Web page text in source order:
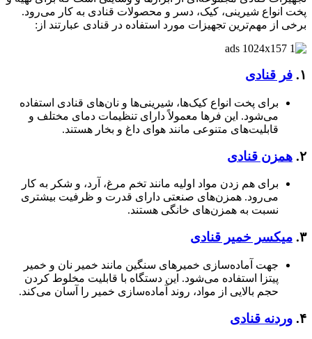
پخت انواع شیرینی، کیک، دسر و محصولات قنادی به کار می‌رود.
برخی از مهم‌ترین تجهیزات مورد استفاده در قنادی عبارتند از:
۱. فر قنادی
برای پخت انواع کیک‌ها، شیرینی‌ها و نان‌های قنادی استفاده
می‌شود. این فرها معمولاً دارای تنظیمات دمای مختلف و
قابلیت‌های متنوعی مانند هوای داغ و بخار هستند.
۲. همزن قنادی
برای هم زدن مواد اولیه مانند تخم مرغ، آرد، و شکر به کار
می‌رود. همزن‌های صنعتی دارای قدرت و ظرفیت بیشتری
نسبت به همزن‌های خانگی هستند.
۳. میکسر خمیر قنادی
جهت آماده‌سازی خمیرهای سنگین مانند خمیر نان و خمیر
پیتزا استفاده می‌شود. این دستگاه با قابلیت مخلوط کردن
حجم بالایی از مواد، روند آماده‌سازی خمیر را آسان می‌کند.
۴. وردنه قنادی